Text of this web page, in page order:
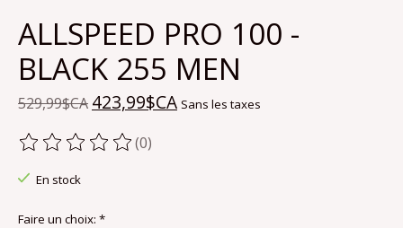
ALLSPEED PRO 100 -
BLACK 255 MEN
529,99$CA 423,99$CA Sans les taxes
Ce produit est évalué à
(0)
En stock
Faire un choix: *